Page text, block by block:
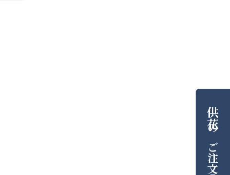
供花
の
ご注文